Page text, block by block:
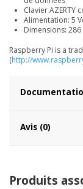
Clavier AZERTY
Alimentation: 5
Dimensions:
Raspberry Pi is a
(http://
Avis (0)
Produits